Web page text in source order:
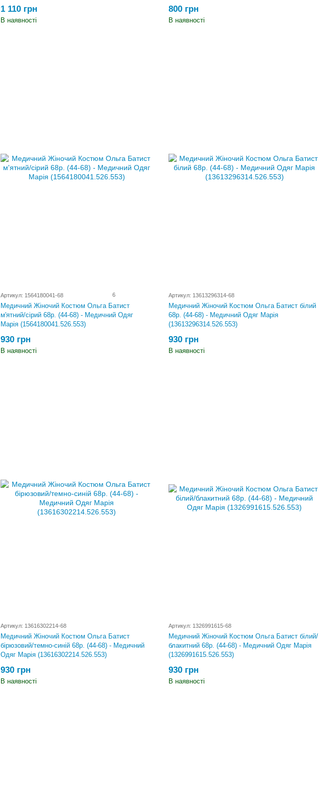
1 110 грн
В наявності
800 грн
В наявності
Артикул: 1564180041-68 6
Медичний Жіночий Костюм Ольга Батист
м'ятний/сірий 68р. (44-68) - Медичний Одяг
Марія (1564180041.526.553)
930 грн
В наявності
Артикул: 13613296314-68
Медичний Жіночий Костюм Ольга Батист білий
68р. (44-68) - Медичний Одяг Марія
(13613296314.526.553)
930 грн
В наявності
Артикул: 13616302214-68
Медичний Жіночий Костюм Ольга Батист
бірюзовий/темно-синій 68р. (44-68) - Медичний
Одяг Марія (13616302214.526.553)
930 грн
В наявності
Артикул: 1326991615-68
Медичний Жіночий Костюм Ольга Батист білий/
блакитний 68р. (44-68) - Медичний Одяг Марія
(1326991615.526.553)
930 грн
В наявності